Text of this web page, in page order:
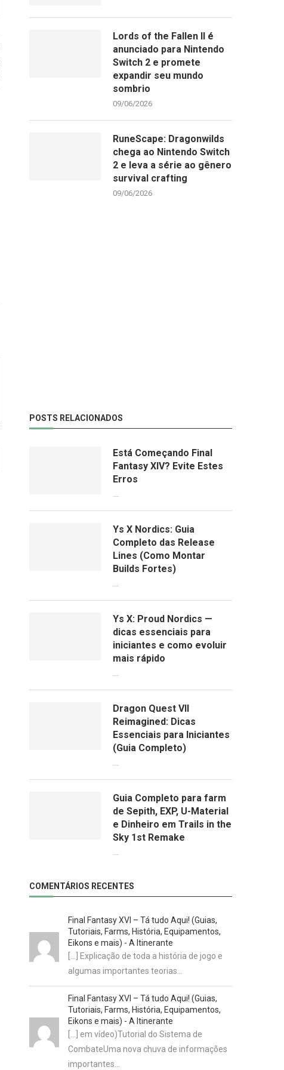
Lords of the Fallen II é
anunciado para Nintendo
Switch 2 e promete
expandir seu mundo
sombrio
09/06/2026
RuneScape: Dragonwilds
chega ao Nintendo Switch
2 e leva a série ao gênero
survival crafting
09/06/2026
POSTS RELACIONADOS
Está Começando Final
Fantasy XIV? Evite Estes
Erros
Ys X Nordics: Guia
Completo das Release
Lines (Como Montar
Builds Fortes)
Ys X: Proud Nordics —
dicas essenciais para
iniciantes e como evoluir
mais rápido
Dragon Quest VII
Reimagined: Dicas
Essenciais para Iniciantes
(Guia Completo)
Guia Completo para farm
de Sepith, EXP, U-Material
e Dinheiro em Trails in the
Sky 1st Remake
COMENTÁRIOS RECENTES
Final Fantasy XVI – Tá tudo Aqui! (Guias,
Tutoriais, Farms, História, Equipamentos,
Eikons e mais) - A Itinerante
[…] Explicação de toda a história de jogo e
algumas importantes teorias…
Final Fantasy XVI – Tá tudo Aqui! (Guias,
Tutoriais, Farms, História, Equipamentos,
Eikons e mais) - A Itinerante
[…] em vídeo)Tutorial do Sistema de
CombateUma nova chuva de informações
importantes…